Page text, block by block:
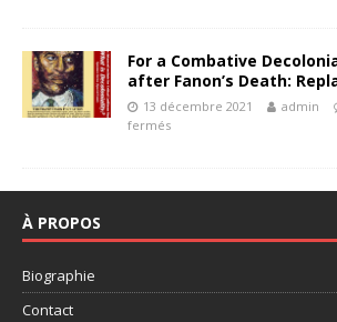
For a Combative
after Fanon’s Death:
13 décembre 2021 admin
fermés
À PROPOS
Biographie
Contact